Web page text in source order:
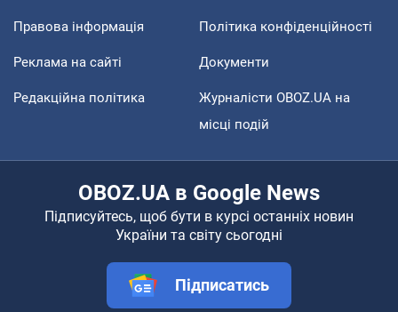
Правова інформація Політика конфіденційності
Реклама на сайті Документи
Редакційна політика
Журналісти OBOZ.UA на
місці подій
OBOZ.UA в Google News
Підписуйтесь, щоб бути в курсі останніх новин
України та світу сьогодні
Підписатись